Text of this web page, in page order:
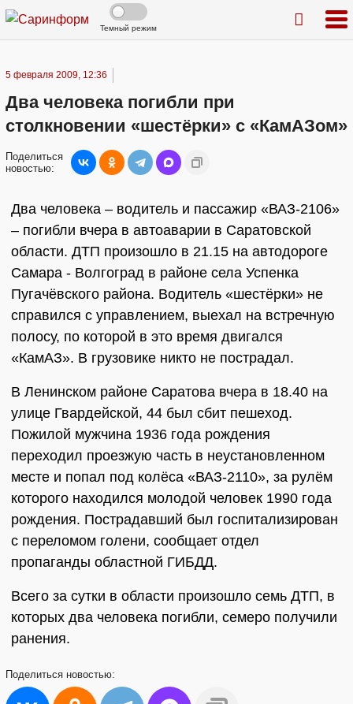
Темный режим
5 февраля 2009, 12:36
Два человека погибли при
столкновении «шестёрки» с «КамАЗом»
Поделиться
новостью:
Два человека – водитель и пассажир «ВАЗ-2106»
– погибли вчера в автоаварии в Саратовской
области. ДТП произошло в 21.15 на автодороге
Самара - Волгоград в районе села Успенка
Пугачёвского района. Водитель «шестёрки» не
справился с управлением, выехал на встречную
полосу, по которой в это время двигался
«КамАЗ». В грузовике никто не пострадал.
В Ленинском районе Саратова вчера в 18.40 на
улице Гвардейской, 44 был сбит пешеход.
Пожилой мужчина 1936 года рождения
переходил проезжую часть в неустановленном
месте и попал под колёса «ВАЗ-2110», за рулём
которого находился молодой человек 1990 года
рождения. Пострадавший был госпитализирован
с переломом голени, сообщает отдел
пропаганды областной ГИБДД.
Всего за сутки в области произошло семь ДТП, в
которых два человека погибли, семеро получили
ранения.
Поделиться новостью: